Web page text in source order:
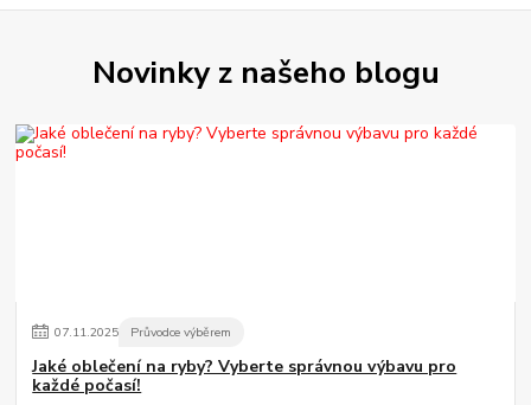
Novinky z našeho blogu
07.11.2025 Průvodce výběrem
Jaké oblečení na ryby? Vyberte správnou výbavu pro
každé počasí!